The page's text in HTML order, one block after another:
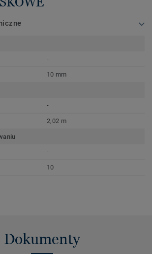
-
10 mm
-
2,02 m
-
10
Dokumenty